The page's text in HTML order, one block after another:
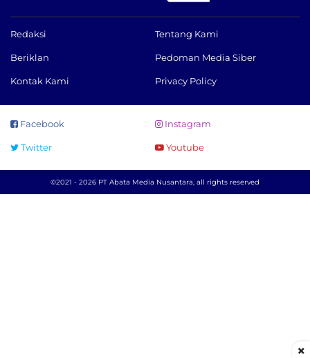
Redaksi Tentang Kami
Beriklan Pedoman Media Siber
Kontak Kami Privacy Policy
Facebook Instagram
Twitter Youtube
©2021 - 2026 PT Abata Media Nusantara, all rights reserved
×